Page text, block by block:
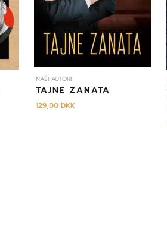
NAŠI AUTORI
TAJNE ZANATA
129,00DKK